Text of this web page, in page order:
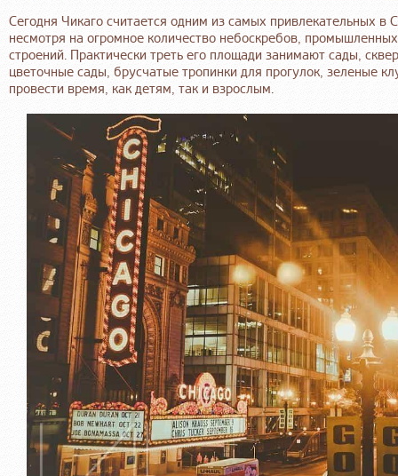
Сегодня Чикаго считается одним из самых привлекательных
несмотря на огромное количество небоскребов,
строений. Практически треть его площади занимают сады,
цветочные сады, брусчатые тропинки для прогулок, зеленые
провести время, как детям, так и взрослым.